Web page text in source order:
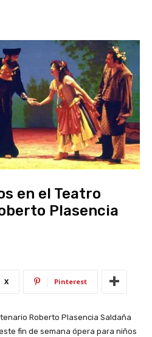
en el Teatro
Plasencia
X Pinterest
Roberto Plasencia Saldaña
fin de semana ópera para niños